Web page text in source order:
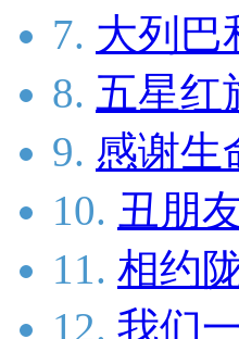
7. 大列巴
8. 五星红
9. 感谢生
10. 丑朋
11. 相约
12. 我们